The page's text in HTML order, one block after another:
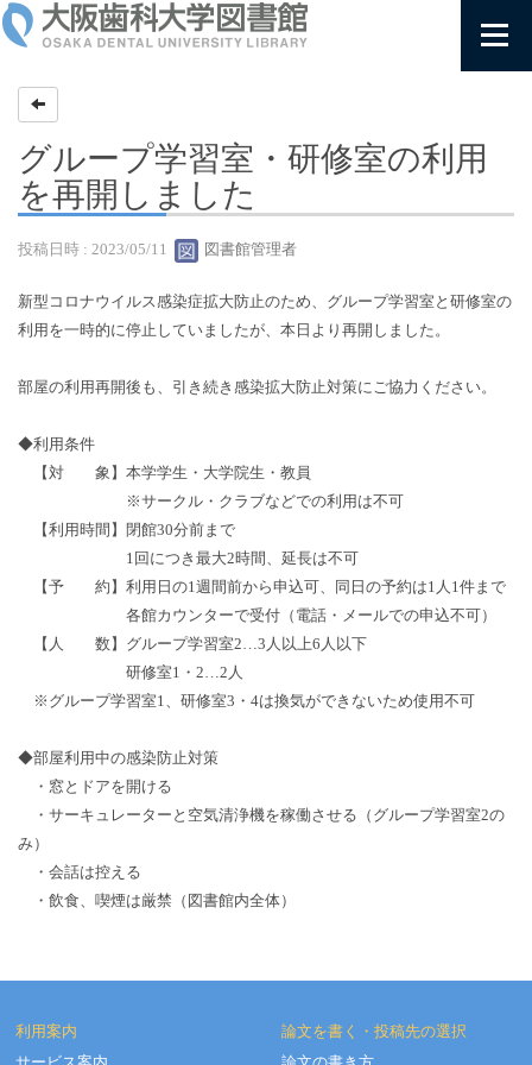
グループ学習室・研修室の利用
を再開しました
投稿日時 : 2023/05/11 図書館管理者
新型コロナウイルス感染症拡大防止のため、グループ学習室と研修室の
利用を一時的に停止していましたが、本日より再開しました。
部屋の利用再開後も、引き続き感染拡大防止対策にご協力ください。
◆利用条件
【対 象】本学学生・大学院生・教員
※サークル・クラブなどでの利用は不可
【利用時間】閉館30分前まで
1回につき最大2時間、延長は不可
【予 約】利用日の1週間前から申込可、同日の予約は1人1件まで
各館カウンターで受付（電話・メールでの申込不可）
【人 数】グループ学習室2…3人以上6人以下
研修室1・2…2人
※グループ学習室1、研修室3・4は換気ができないため使用不可
◆部屋利用中の感染防止対策
・窓とドアを開ける
・サーキュレーターと空気清浄機を稼働させる（グループ学習室2の
み）
・会話は控える
・飲食、喫煙は厳禁（図書館内全体）
利用案内
論文を書く・投稿先の選択